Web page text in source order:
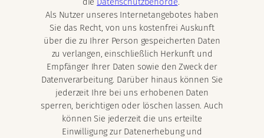
Als Nutzer unseres Internetangebotes haben
Sie das Recht, von uns kostenfrei Auskunft
über die zu Ihrer Person gespeicherten Daten
zu verlangen, einschließlich Herkunft und
Empfänger Ihrer Daten sowie den Zweck der
Datenverarbeitung. Darüber hinaus können Sie
jederzeit Ihre bei uns erhobenen Daten
sperren, berichtigen oder löschen lassen. Auch
können Sie jederzeit die uns erteilte
Einwilligung zur Datenerhebung und